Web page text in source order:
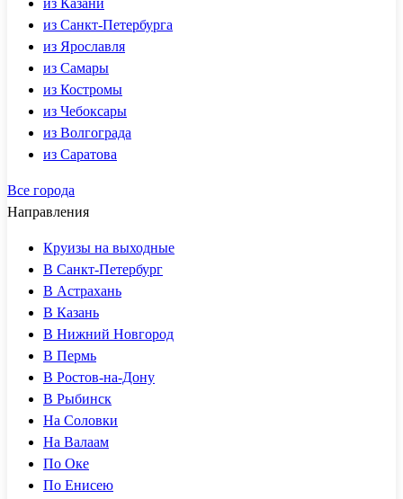
из Казани
из Санкт-Петербурга
из Ярославля
из Самары
из Костромы
из Чебоксары
из Волгограда
из Саратова
Все города
Направления
Круизы на выходные
В Санкт-Петербург
В Астрахань
В Казань
В Нижний Новгород
В Пермь
В Ростов-на-Дону
В Рыбинск
На Соловки
На Валаам
По Оке
По Енисею